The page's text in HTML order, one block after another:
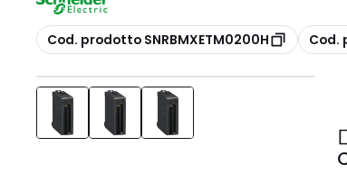
copia
Cod. prodotto SNRBMXETM0200H copia
Cod.